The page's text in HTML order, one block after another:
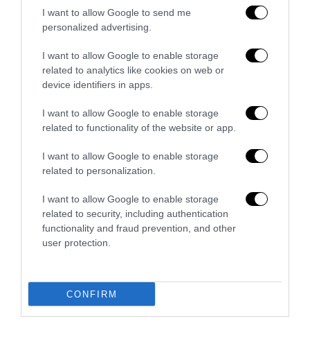
I want to allow Google to send me
personalized advertising.
I want to allow Google to enable storage
related to analytics like cookies on web or
device identifiers in apps.
I want to allow Google to enable storage
related to functionality of the website or app.
I want to allow Google to enable storage
related to personalization.
I want to allow Google to enable storage
related to security, including authentication
functionality and fraud prevention, and other
user protection.
CONFIRM
Servizio NCC Malpensa
27 Luglio 2026